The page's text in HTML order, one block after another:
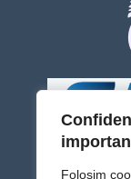
Folosim